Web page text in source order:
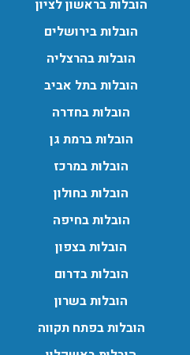
בפרדס חנה ואפשרות הובלת
24/02/2026, 10:42
הובלות בראשון לציון
הובלות בירושלים
הובלות בהרצליה
הובלות בתל אביב
הובלות בחדרה
הובלות ברמת גן
הובלות במרכז
הובלות בחולון
הובלות בחיפה
הובלות בצפון
הובלות בדרום
הובלות בשרון
הובלות בפתח תקווה